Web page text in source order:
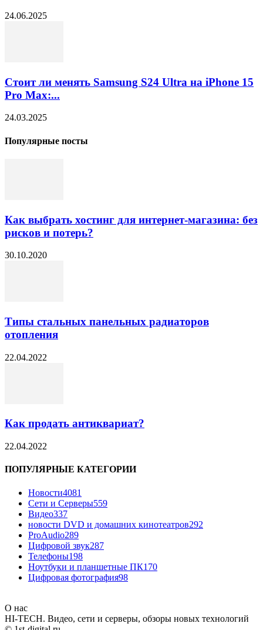
24.06.2025
Стоит ли менять Samsung S24 Ultra на iPhone 15
Pro Max:...
24.03.2025
Популярные посты
Как выбрать хостинг для интернет-магазина: без
рисков и потерь?
30.10.2020
Типы стальных панельных радиаторов
отопления
22.04.2022
Как продать антиквариат?
22.04.2022
ПОПУЛЯРНЫЕ КАТЕГОРИИ
Новости4081
Сети и Серверы559
Видео337
новости DVD и домашних кинотеатров292
ProAudio289
Цифровой звук287
Телефоны198
Ноутбуки и планшетные ПК170
Цифровая фотография98
О нас
HI-TECH. Видео, сети и серверы, обзоры новых технологий